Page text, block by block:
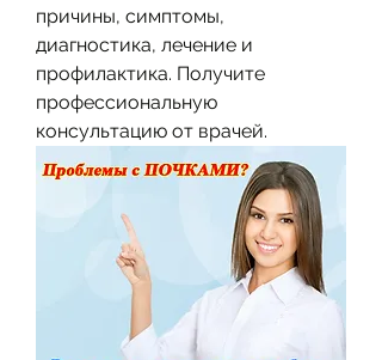
причины, симптомы,
диагностика, лечение и
профилактика. Получите
профессиональную
консультацию от врачей.